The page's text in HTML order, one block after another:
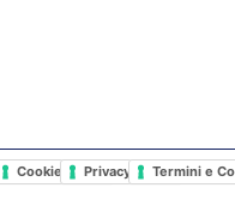
Cookie PolicyPrivacy PolicyTermini e